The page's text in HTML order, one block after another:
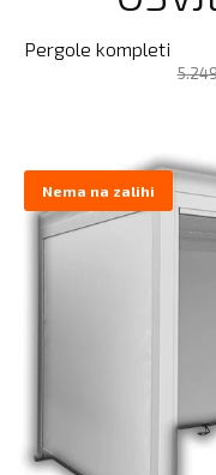
Pergole kompleti
Nema na zalihi